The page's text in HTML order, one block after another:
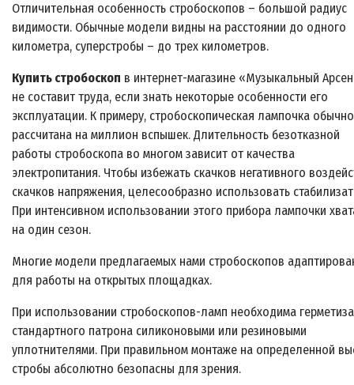
Отличительная особенность стробоскопов – большой радиус
видимости. Обычные модели видны на расстоянии до одного
километра, суперстробы – до трех километров.
Купить стробоскоп в интернет-магазине «Музыкальный
не составит труда, если знать некоторые особенности его
эксплуатации. К примеру, стробоскопическая лампочка обычно
рассчитана на миллион вспышек. Длительность безотказной
работы стробоскопа во многом зависит от качества
электропитания. Чтобы избежать скачков негативного
скачков напряжения, целесообразно использовать
При интенсивном использовании этого прибора лампочки
на один сезон.
Многие модели предлагаемых нами стробоскопов
для работы на открытых площадках.
При использовании стробоскопов-ламп необходима
стандартного патрона силиконовыми или резиновыми
уплотнителями. При правильном монтаже на определенной
стробы абсолютно безопасны для зрения.